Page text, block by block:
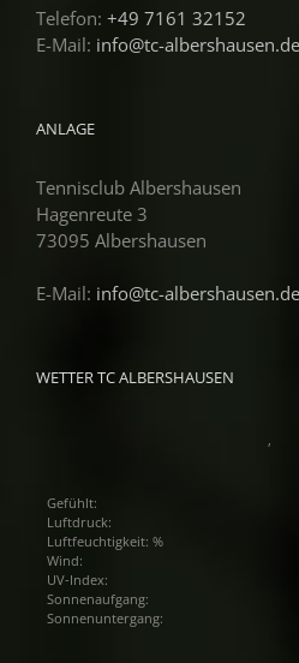
Telefon: +49 7161 32152
E-Mail: info@tc-albershausen.de
ANLAGE
Tennisclub Albershausen
Hagenreute 3
73095 Albershausen
E-Mail: info@tc-albershausen.de
WETTER TC ALBERSHAUSEN
Gefühlt:
Luftdruck:
Luftfeuchtigkeit: %
Wind:
UV-Index:
Sonnenaufgang:
Sonnenuntergang: